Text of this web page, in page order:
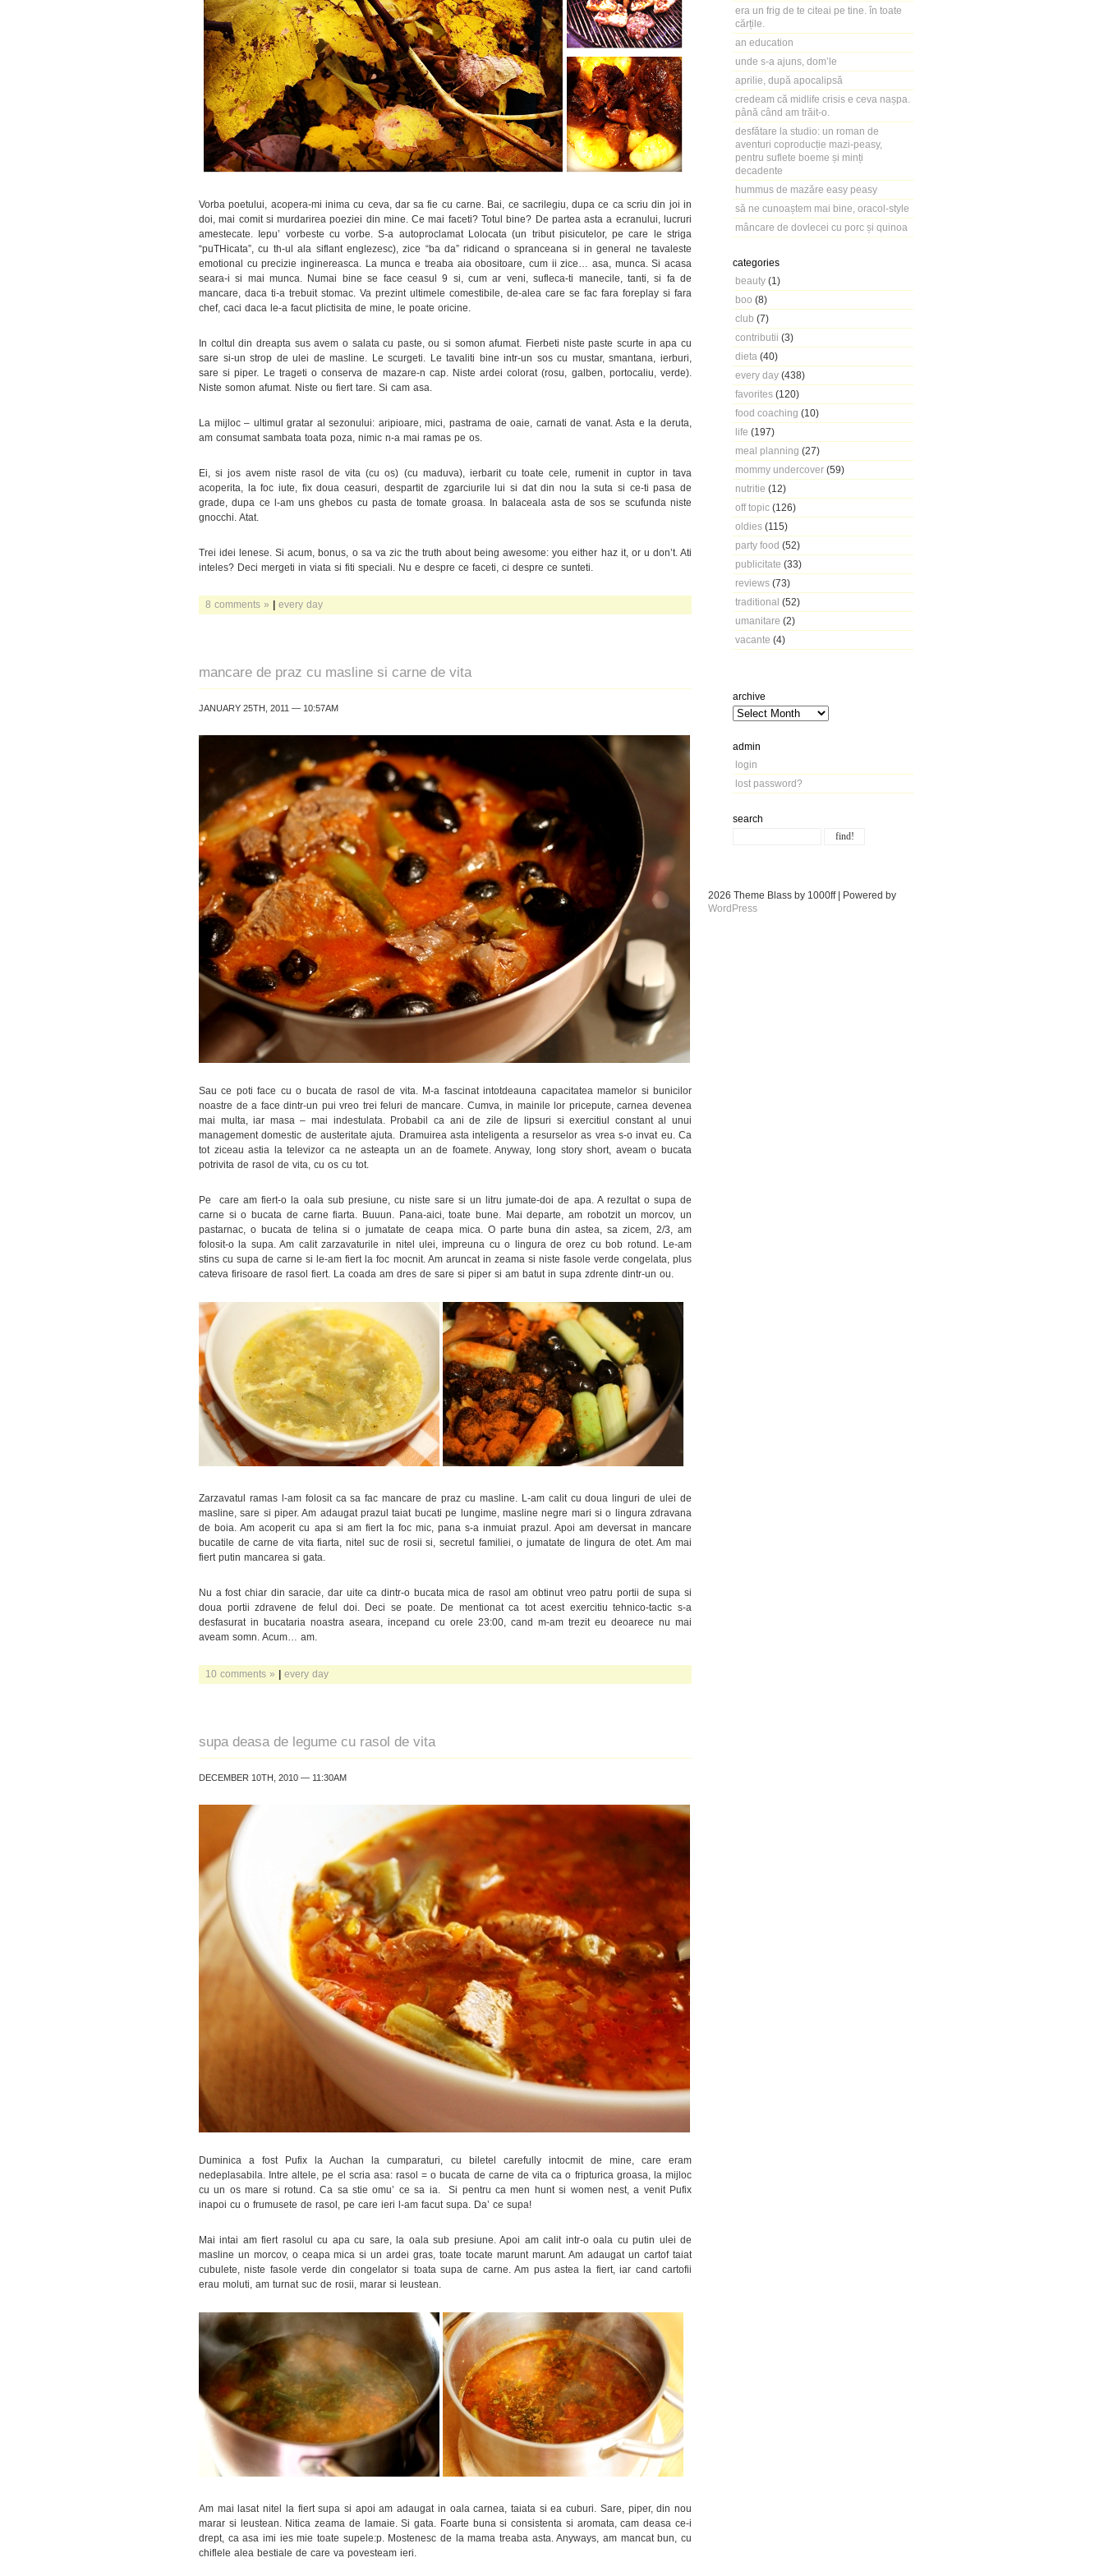
era un frig de te citeai pe tine. în toate
cărțile.
an education
unde s-a ajuns, dom’le
aprilie, după apocalipsă
credeam că midlife crisis e ceva nașpa.
până când am trăit-o.
desfătare la studio: un roman de
aventuri coproducție mazi-peasy,
pentru suflete boeme și minți
decadente
hummus de mazăre easy peasy
să ne cunoaștem mai bine, oracol-style
mâncare de dovlecei cu porc și quinoa
categories
beauty (1)
boo (8)
club (7)
contributii (3)
dieta (40)
every day (438)
favorites (120)
food coaching (10)
life (197)
meal planning (27)
mommy undercover (59)
nutritie (12)
off topic (126)
oldies (115)
party food (52)
publicitate (33)
reviews (73)
traditional (52)
umanitare (2)
vacante (4)
archive
admin
login
lost password?
search
Vorba poetului, acopera-mi inima cu ceva, dar sa fie cu carne. Bai, ce sacrilegiu, dupa ce ca scriu din joi in
doi, mai comit si murdarirea poeziei din mine. Ce mai faceti? Totul bine? De partea asta a ecranului, lucruri
amestecate. Iepu’ vorbeste cu vorbe. S-a autoproclamat Lolocata (un tribut pisicutelor, pe care le striga
“puTHicata”, cu th-ul ala siflant englezesc), zice “ba da” ridicand o spranceana si in general ne tavaleste
emotional cu precizie inginereasca. La munca e treaba aia obositoare, cum ii zice… asa, munca. Si acasa
seara-i si mai munca. Numai bine se face ceasul 9 si, cum ar veni, sufleca-ti manecile, tanti, si fa de
mancare, daca ti-a trebuit stomac. Va prezint ultimele comestibile, de-alea care se fac fara foreplay si fara
chef, caci daca le-a facut plictisita de mine, le poate oricine.
In coltul din dreapta sus avem o salata cu paste, ou si somon afumat. Fierbeti niste paste scurte in apa cu
sare si-un strop de ulei de masline. Le scurgeti. Le tavaliti bine intr-un sos cu mustar, smantana, ierburi,
sare si piper. Le trageti o conserva de mazare-n cap. Niste ardei colorat (rosu, galben, portocaliu, verde).
Niste somon afumat. Niste ou fiert tare. Si cam asa.
La mijloc – ultimul gratar al sezonului: aripioare, mici, pastrama de oaie, carnati de vanat. Asta e la deruta,
am consumat sambata toata poza, nimic n-a mai ramas pe os.
Ei, si jos avem niste rasol de vita (cu os) (cu maduva), ierbarit cu toate cele, rumenit in cuptor in tava
acoperita, la foc iute, fix doua ceasuri, despartit de zgarciurile lui si dat din nou la suta si ce-ti pasa de
grade, dupa ce l-am uns ghebos cu pasta de tomate groasa. In balaceala asta de sos se scufunda niste
gnocchi. Atat.
Trei idei lenese. Si acum, bonus, o sa va zic the truth about being awesome: you either haz it, or u don’t. Ati
inteles? Deci mergeti in viata si fiti speciali. Nu e despre ce faceti, ci despre ce sunteti.
8 comments » | every day
mancare de praz cu masline si carne de vita
JANUARY 25TH, 2011 — 10:57AM
Sau ce poti face cu o bucata de rasol de vita. M-a fascinat intotdeauna capacitatea mamelor si bunicilor
noastre de a face dintr-un pui vreo trei feluri de mancare. Cumva, in mainile lor pricepute, carnea devenea
mai multa, iar masa – mai indestulata. Probabil ca ani de zile de lipsuri si exercitiul constant al unui
management domestic de austeritate ajuta. Dramuirea asta inteligenta a resurselor as vrea s-o invat eu. Ca
tot ziceau astia la televizor ca ne asteapta un an de foamete. Anyway, long story short, aveam o bucata
potrivita de rasol de vita, cu os cu tot.
Pe care am fiert-o la oala sub presiune, cu niste sare si un litru jumate-doi de apa. A rezultat o supa de
carne si o bucata de carne fiarta. Buuun. Pana-aici, toate bune. Mai departe, am robotzit un morcov, un
pastarnac, o bucata de telina si o jumatate de ceapa mica. O parte buna din astea, sa zicem, 2/3, am
folosit-o la supa. Am calit zarzavaturile in nitel ulei, impreuna cu o lingura de orez cu bob rotund. Le-am
stins cu supa de carne si le-am fiert la foc mocnit. Am aruncat in zeama si niste fasole verde congelata, plus
cateva firisoare de rasol fiert. La coada am dres de sare si piper si am batut in supa zdrente dintr-un ou.
Zarzavatul ramas l-am folosit ca sa fac mancare de praz cu masline. L-am calit cu doua linguri de ulei de
masline, sare si piper. Am adaugat prazul taiat bucati pe lungime, masline negre mari si o lingura zdravana
de boia. Am acoperit cu apa si am fiert la foc mic, pana s-a inmuiat prazul. Apoi am deversat in mancare
bucatile de carne de vita fiarta, nitel suc de rosii si, secretul familiei, o jumatate de lingura de otet. Am mai
fiert putin mancarea si gata.
Nu a fost chiar din saracie, dar uite ca dintr-o bucata mica de rasol am obtinut vreo patru portii de supa si
doua portii zdravene de felul doi. Deci se poate. De mentionat ca tot acest exercitiu tehnico-tactic s-a
desfasurat in bucataria noastra aseara, incepand cu orele 23:00, cand m-am trezit eu deoarece nu mai
aveam somn. Acum… am.
10 comments » | every day
supa deasa de legume cu rasol de vita
DECEMBER 10TH, 2010 — 11:30AM
Duminica a fost Pufix la Auchan la cumparaturi, cu biletel carefully intocmit de mine, care eram
nedeplasabila. Intre altele, pe el scria asa: rasol = o bucata de carne de vita ca o fripturica groasa, la mijloc
cu un os mare si rotund. Ca sa stie omu’ ce sa ia. Si pentru ca men hunt si women nest, a venit Pufix
inapoi cu o frumusete de rasol, pe care ieri l-am facut supa. Da’ ce supa!
Mai intai am fiert rasolul cu apa cu sare, la oala sub presiune. Apoi am calit intr-o oala cu putin ulei de
masline un morcov, o ceapa mica si un ardei gras, toate tocate marunt marunt. Am adaugat un cartof taiat
cubulete, niste fasole verde din congelator si toata supa de carne. Am pus astea la fiert, iar cand cartofii
erau moluti, am turnat suc de rosii, marar si leustean.
Am mai lasat nitel la fiert supa si apoi am adaugat in oala carnea, taiata si ea cuburi. Sare, piper, din nou
marar si leustean. Nitica zeama de lamaie. Si gata. Foarte buna si consistenta si aromata, cam deasa ce-i
drept, ca asa imi ies mie toate supele:p. Mostenesc de la mama treaba asta. Anyways, am mancat bun, cu
chiflele alea bestiale de care va povesteam ieri.
2026 Theme Blass by 1000ff | Powered by
WordPress